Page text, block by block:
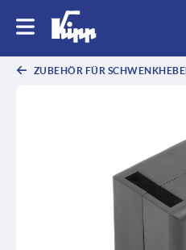
ZUBEHÖR FÜR SCHWENKHEBEL